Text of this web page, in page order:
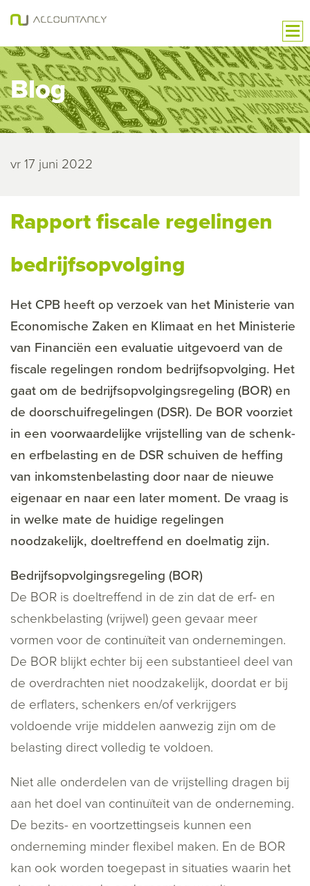
Blog
vr 17 juni 2022
Rapport fiscale regelingen
bedrijfsopvolging
Het CPB heeft op verzoek van het Ministerie van
Economische Zaken en Klimaat en het Ministerie
van Financiën een evaluatie uitgevoerd van de
fiscale regelingen rondom bedrijfsopvolging. Het
gaat om de bedrijfsopvolgingsregeling (BOR) en
de doorschuifregelingen (DSR). De BOR voorziet
in een voorwaardelijke vrijstelling van de schenk-
en erfbelasting en de DSR schuiven de heffing
van inkomstenbelasting door naar de nieuwe
eigenaar en naar een later moment. De vraag is
in welke mate de huidige regelingen
noodzakelijk, doeltreffend en doelmatig zijn.
Bedrijfsopvolgingsregeling (BOR)
De BOR is doeltreffend in de zin dat de erf- en
schenkbelasting (vrijwel) geen gevaar meer
vormen voor de continuïteit van ondernemingen.
De BOR blijkt echter bij een substantieel deel van
de overdrachten niet noodzakelijk, doordat er bij
de erflaters, schenkers en/of verkrijgers
voldoende vrije middelen aanwezig zijn om de
belasting direct volledig te voldoen.
Niet alle onderdelen van de vrijstelling dragen bij
aan het doel van continuïteit van de onderneming.
De bezits- en voortzettingseis kunnen een
onderneming minder flexibel maken. En de BOR
kan ook worden toegepast in situaties waarin het